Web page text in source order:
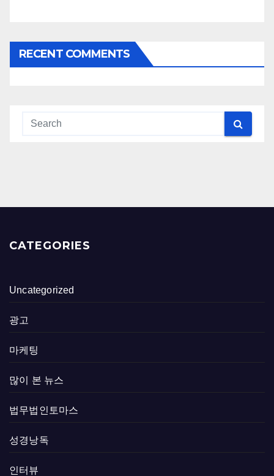
RECENT COMMENTS
CATEGORIES
Uncategorized
광고
마케팅
많이 본 뉴스
법무법인토마스
성경낭독
인터뷰